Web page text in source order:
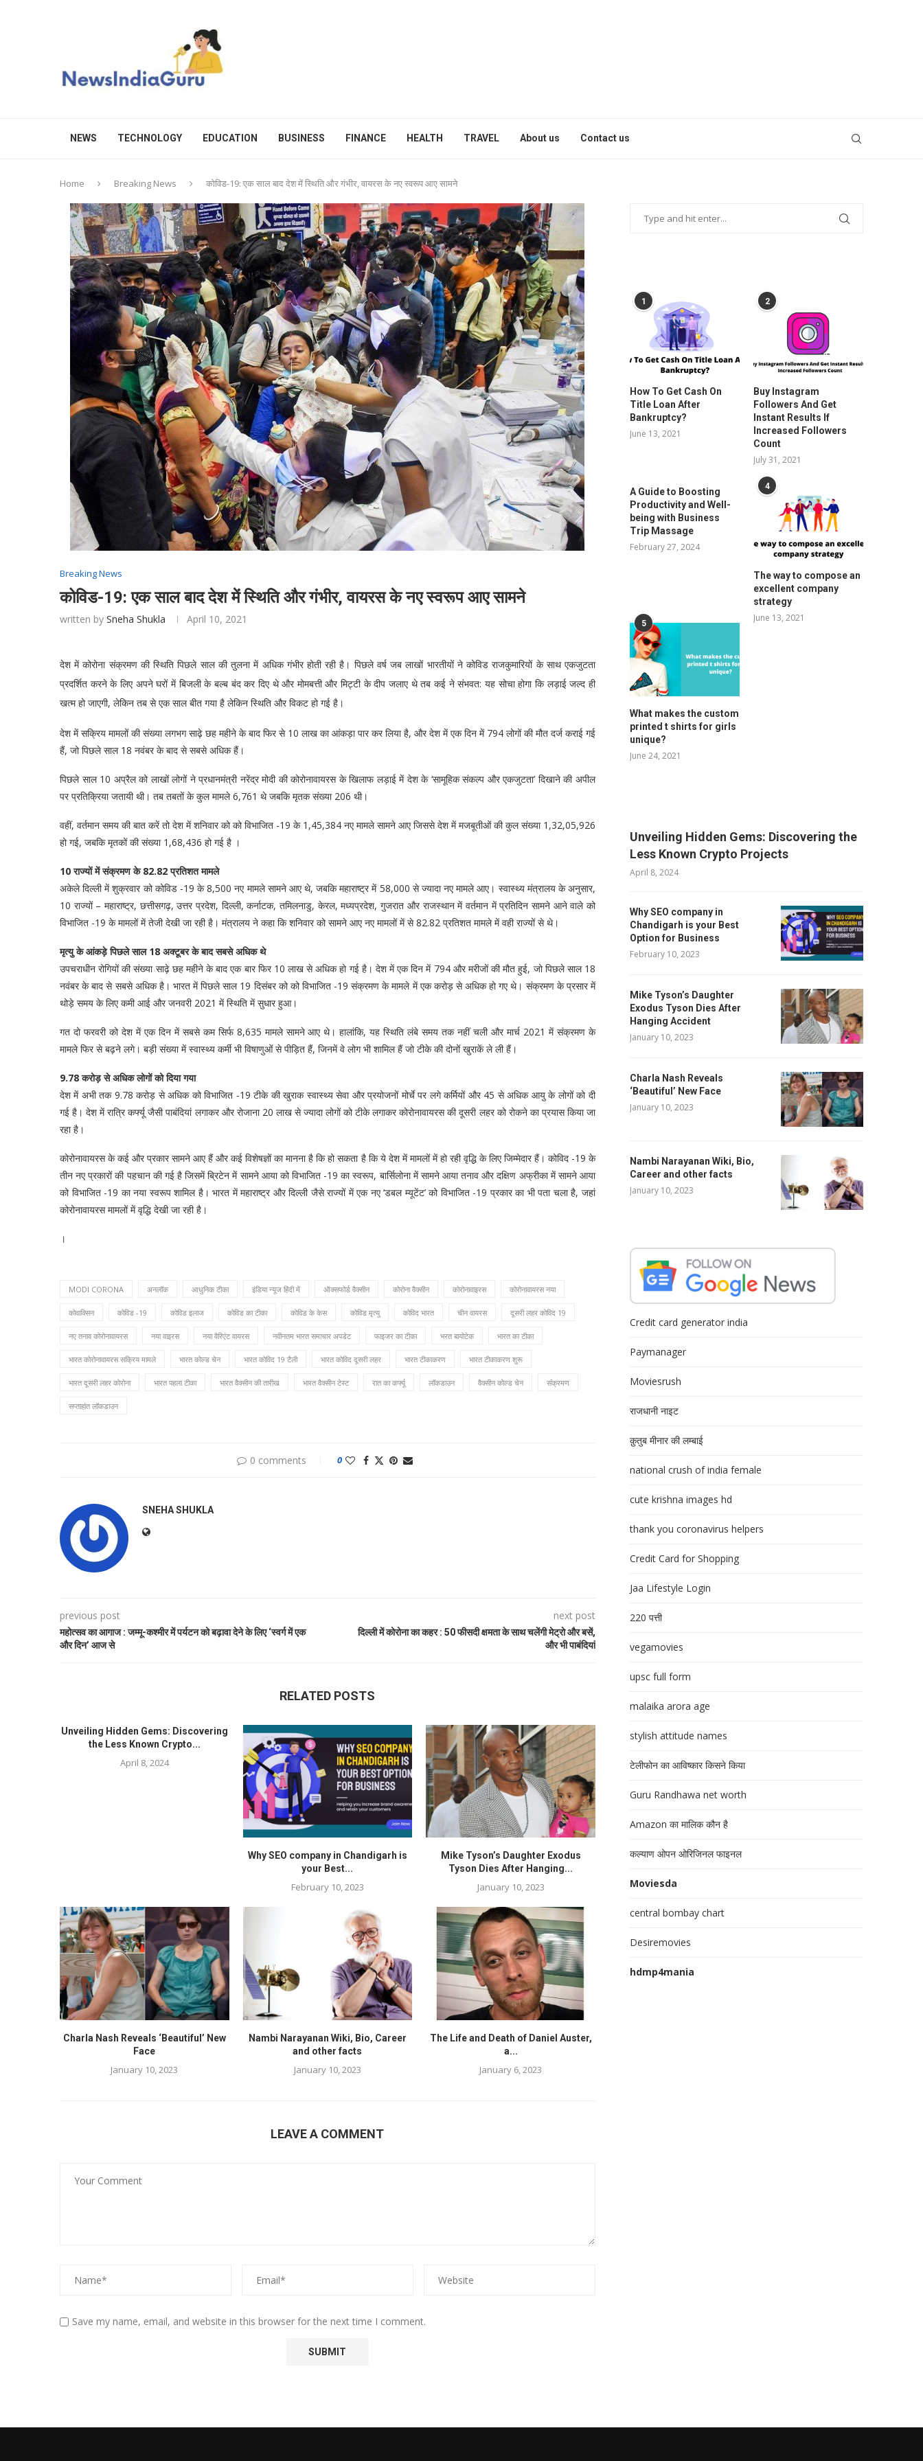
NEWS TECHNOLOGY EDUCATION BUSINESS FINANCE HEALTH TRAVEL About us Contact us
Home Breaking News कोविड-19: एक साल बाद देश में स्थिति और गंभीर, वायरस के नए स्वरूप आए सामने
Breaking News
कोविड-19: एक साल बाद देश में स्थिति और गंभीर, वायरस के नए स्वरूप आए सामने
written by Sneha Shukla April 10, 2021
देश में कोरोना संक्रमण की स्थिति पिछले साल की तुलना में अधिक गंभीर होती रही है। पिछले वर्ष जब लाखों भारतीयों ने कोविड राजकुमारियों के साथ एकजुटता
प्रदर्शित करने के लिए अपने घरों में बिजली के बल्ब बंद कर दिए थे और मोमबत्ती और मिट्टी के दीप जलाए थे तब कई ने संभवत: यह सोचा होगा कि लड़ाई जल्द ही
खत्म हो जाएगी, लेकिन तब से एक साल बीत गया है लेकिन स्थिति और विकट हो गई है।
देश में सक्रिय मामलों की संख्या लगभग साढ़े छह महीने के बाद फिर से 10 लाख का आंकड़ा पार कर लिया है, और देश में एक दिन में 794 लोगों की मौत दर्ज कराई गई
हैं, जो पिछले साल 18 नवंबर के बाद से सबसे अधिक हैं।
पिछले साल 10 अप्रैल को लाखों लोगों ने प्रधानमंत्री नरेंद्र मोदी की कोरोनावायरस के खिलाफ लड़ाई में देश के ‘सामूहिक संकल्प और एकजुटता’ दिखाने की अपील
पर प्रतिक्रिया जतायी थी। तब तबतों के कुल मामले 6,761 थे जबकि मृतक संख्या 206 थी।
वहीं, वर्तमान समय की बात करें तो देश में शनिवार को को विभाजित -19 के 1,45,384 नए मामले सामने आए जिससे देश में मजबूतीओं की कुल संख्या 1,32,05,926
हो गई, जबकि मृतकों की संख्या 1,68,436 हो गई है ।
10 राज्यों में संक्रमण के 82.82 प्रतिशत मामले
अकेले दिल्ली में शुक्रवार को कोविड -19 के 8,500 नए मामले सामने आए थे, जबकि महाराष्ट्र में 58,000 से ज्यादा नए मामले आए। स्वास्थ्य मंत्रालय के अनुसार,
10 राज्यों – महाराष्ट्र, छत्तीसगढ़, उत्तर प्रदेश, दिल्ली, कर्नाटक, तमिलनाडु, केरल, मध्यप्रदेश, गुजरात और राजस्थान में वर्तमान में प्रतिदिन सामने आने वाले को
विभाजित -19 के मामलों में तेजी देखी जा रही है। मंत्रालय ने कहा कि शनिवार को सामने आए नए मामलों में से 82.82 प्रतिशत मामले में वही राज्यों से थे।
मृत्यु के आंकड़े पिछले साल 18 अक्टूबर के बाद सबसे अधिक थे
उपचराधीन रोगियों की संख्या साढ़े छह महीने के बाद एक बार फिर 10 लाख से अधिक हो गई है। देश में एक दिन में 794 और मरीजों की मौत हुई, जो पिछले साल 18
नवंबर के बाद से सबसे अधिक है। भारत में पिछले साल 19 दिसंबर को को विभाजित -19 संक्रमण के मामले में एक करोड़ से अधिक हो गए थे। संक्रमण के प्रसार में
थोड़े समय के लिए कमी आई और जनवरी 2021 में स्थिति में सुधार हुआ।
गत दो फरवरी को देश में एक दिन में सबसे कम सिर्फ 8,635 मामले सामने आए थे। हालांकि, यह स्थिति लंबे समय तक नहीं चली और मार्च 2021 में संक्रमण के
मामले फिर से बढ़ने लगे। बड़ी संख्या में स्वास्थ्य कर्मी भी विषाणुओं से पीड़ित हैं, जिनमें वे लोग भी शामिल हैं जो टीके की दोनों खुराकें ले ली हैं।
9.78 करोड़ से अधिक लोगों को दिया गया
देश में अभी तक 9.78 करोड़ से अधिक को विभाजित -19 टीके की खुराक स्वास्थ्य सेवा और प्रयोजनों मोर्चे पर लगे कर्मियों और 45 से अधिक आयु के लोगों को दी
गई है। देश में रात्रि कर्फ्यू जैसी पाबंदियां लगाकर और रोजाना 20 लाख से ज्यादा लोगों को टीके लगाकर कोरोनावायरस की दूसरी लहर को रोकने का प्रयास किया जा
रहा है।
कोरोनावायरस के कई और प्रकार सामने आए हैं और कई विशेषज्ञों का मानना ​​है कि हो सकता है कि ये देश में मामलों में हो रही वृद्धि के लिए जिम्मेदार हैं। कोविद -19 के
तीन नए प्रकारों की पहचान की गई है जिसमें ब्रिटेन में सामने आया को विभाजित -19 का स्वरूप, बार्सिलोना में सामने आया तनाव और दक्षिण अफ्रीका में सामने आया
को विभाजित -19 का नया स्वरूप शामिल है। भारत में महाराष्ट्र और दिल्ली जैसे राज्यों में एक नए ‘डबल म्यूटेंट’ को विभाजित -19 प्रकार का भी पता चला है, जहां
कोरोनावायरस मामलों में वृद्धि देखी जा रही है।
।
MODI CORONA अनलॉक आधुनिक टीका इंडिया न्यूज हिंदी में ऑक्सफोर्ड वैक्सीन कोरोना वैक्सीन कोरोनावाइरस कोरोनावायरस नया
कोवाक्सिन कोविड -19 कोविड इलाज कोविड का टीका कोविड के केस कोविड मृत्यु कोविद भारत चीन वायरस दूसरी लहर कोविद 19
नए तनाव कोरोनावायरस नया वाइरस नया वैरिएंट वायरस नवीनतम भारत समाचार अपडेट फाइजर का टीका भरत बायोटेक भारत का टीका
भारत कोरोनावायरस सक्रिय मामले भारत कोल्ड चेन भारत कोविद 19 टैली भारत कोविद दूसरी लहर भारत टीकाकरण भारत टीकाकरण शुरू
भारत दूसरी लहर कोरोना भारत पहला टीका भारत वैक्सीन की तारीख भारत वैक्सीन टेस्ट रात का कर्फ्यू लॉकडाउन वैक्सीन कोल्ड चेन संक्रमण
सप्ताहांत लॉकडाउन
0 comments 0
SNEHA SHUKLA
previous post
महोत्सव का आगाज : जम्मू-कश्मीर में पर्यटन को बढ़ावा देने के लिए ‘स्वर्ग में एक
और दिन’ आज से
next post
दिल्ली में कोरोना का कहर : 50 फीसदी क्षमता के साथ चलेंगी मेट्रो और बसें,
और भी पाबंदियां
RELATED POSTS
Unveiling Hidden Gems: Discovering
the Less Known Crypto...
April 8, 2024
Why SEO company in Chandigarh is
your Best...
February 10, 2023
Mike Tyson’s Daughter Exodus
Tyson Dies After Hanging...
January 10, 2023
Charla Nash Reveals ‘Beautiful’ New
Face
January 10, 2023
Nambi Narayanan Wiki, Bio, Career
and other facts
January 10, 2023
The Life and Death of Daniel Auster,
a...
January 6, 2023
LEAVE A COMMENT
Save my name, email, and website in this browser for the next time I comment.
1
How To Get Cash On
Title Loan After
Bankruptcy?
June 13, 2021
2
Buy Instagram
Followers And Get
Instant Results If
Increased Followers
Count
July 31, 2021
A Guide to Boosting
Productivity and Well-
being with Business
Trip Massage
February 27, 2024
4
The way to compose an
excellent company
strategy
June 13, 2021
5
What makes the custom
printed t shirts for girls
unique?
June 24, 2021
Unveiling Hidden Gems: Discovering the
Less Known Crypto Projects
April 8, 2024
Why SEO company in
Chandigarh is your Best
Option for Business
February 10, 2023
Mike Tyson’s Daughter
Exodus Tyson Dies After
Hanging Accident
January 10, 2023
Charla Nash Reveals
‘Beautiful’ New Face
January 10, 2023
Nambi Narayanan Wiki, Bio,
Career and other facts
January 10, 2023
Credit card generator india
Paymanager
Moviesrush
राजधानी नाइट
क़ुतुब मीनार की लम्बाई
national crush of india female
cute krishna images hd
thank you coronavirus helpers
Credit Card for Shopping
Jaa Lifestyle Login
220 पत्ती
vegamovies
upsc full form
malaika arora age
stylish attitude names
टेलीफोन का आविष्कार किसने किया
Guru Randhawa net worth
Amazon का मालिक कौन है
कल्याण ओपन ओरिजिनल फाइनल
Moviesda
central bombay chart
Desiremovies
hdmp4mania